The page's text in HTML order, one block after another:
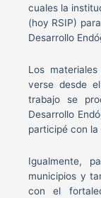
cuales la
(hoy RSIP)
Desarrollo
Los
verse desde el
trabajo se
Desarrollo
participé con
Igualmente,
municipios y
con el